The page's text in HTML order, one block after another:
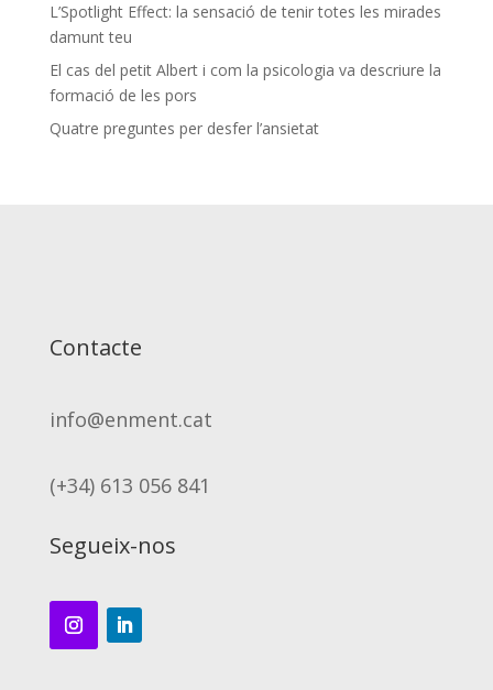
L’Spotlight Effect: la sensació de tenir totes les mirades
damunt teu
El cas del petit Albert i com la psicologia va descriure la
formació de les pors
Quatre preguntes per desfer l’ansietat
Contacte
info@enment.cat
(+34) 613 056 841
Segueix-nos